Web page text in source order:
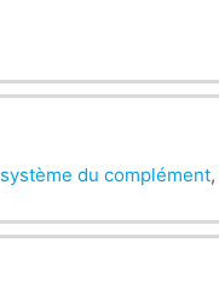
système du complément,